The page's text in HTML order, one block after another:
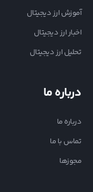
آموزش ارز دیجیتال
اخبار ارز دیجیتال
تحلیل ارز دیجیتال
درباره ما
درباره ما
تماس با ما
مجوزها